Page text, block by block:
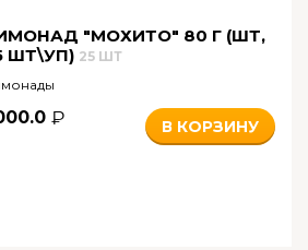
"МОХИТО" 80 Г (ШТ,
ШТ\УП) 25 ШТ
В КОРЗИНУ